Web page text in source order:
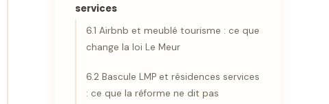
services
6.1 Airbnb et meublé tourisme : ce que
change la loi Le Meur
6.2 Bascule LMP et résidences services
: ce que la réforme ne dit pas